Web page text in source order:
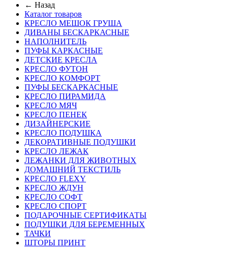
← Назад
Каталог товаров
КРЕСЛО МЕШОК ГРУША
ДИВАНЫ БЕСКАРКАСНЫЕ
НАПОЛНИТЕЛЬ
ПУФЫ КАРКАСНЫЕ
ДЕТСКИЕ КРЕСЛА
КРЕСЛО ФУТОН
КРЕСЛО КОМФОРТ
ПУФЫ БЕСКАРКАСНЫЕ
КРЕСЛО ПИРАМИДА
КРЕСЛО МЯЧ
КРЕСЛО ПЕНЕК
ДИЗАЙНЕРСКИЕ
КРЕСЛО ПОДУШКА
ДЕКОРАТИВНЫЕ ПОДУШКИ
КРЕСЛО ЛЕЖАК
ЛЕЖАНКИ ДЛЯ ЖИВОТНЫХ
ДОМАШНИЙ ТЕКСТИЛЬ
КРЕСЛО FLEXY
КРЕСЛО ЖДУН
КРЕСЛО СОФТ
КРЕСЛО СПОРТ
ПОДАРОЧНЫЕ СЕРТИФИКАТЫ
ПОДУШКИ ДЛЯ БЕРЕМЕННЫХ
ТАЧКИ
ШТОРЫ ПРИНТ